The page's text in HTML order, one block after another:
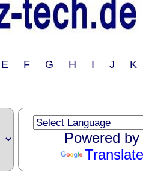
F G H I J
Powered by
Translate